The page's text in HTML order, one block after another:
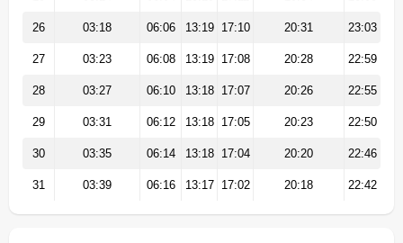
26 03:18 06:06 13:19 17:10 20:31 23:03
27 03:23 06:08 13:19 17:08 20:28 22:59
28 03:27 06:10 13:18 17:07 20:26 22:55
29 03:31 06:12 13:18 17:05 20:23 22:50
30 03:35 06:14 13:18 17:04 20:20 22:46
31 03:39 06:16 13:17 17:02 20:18 22:42